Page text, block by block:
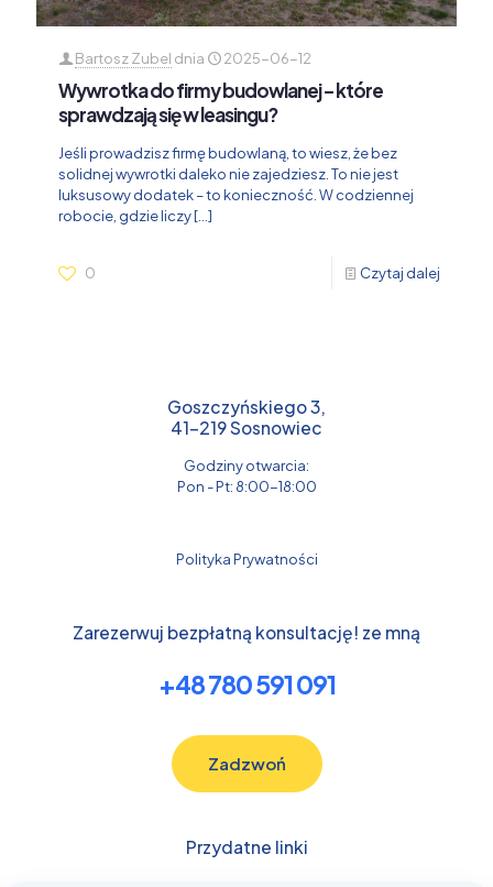
Bartosz Zubel dnia 2025-06-12
Wywrotka do firmy budowlanej – które
sprawdzają się w leasingu?
Jeśli prowadzisz firmę budowlaną, to wiesz, że bez
solidnej wywrotki daleko nie zajedziesz. To nie jest
luksusowy dodatek – to konieczność. W codziennej
robocie, gdzie liczy[…]
0 Czytaj dalej
Goszczyńskiego 3,
41-219 Sosnowiec
Godziny otwarcia:
Pon - Pt: 8:00-18:00
Polityka Prywatności
Zarezerwuj bezpłatną konsultację! ze mną
+48 780 591 091
Zadzwoń
Przydatne linki